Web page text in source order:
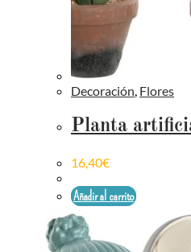
Decoración, Flores
Planta
16,40€
Añadir al carrito